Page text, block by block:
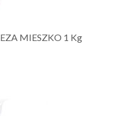
MIESZKO 1 Kg